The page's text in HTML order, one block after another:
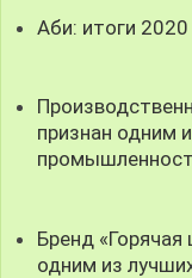
Аби: итоги
признан одним
Бренд «Горячая
одним из